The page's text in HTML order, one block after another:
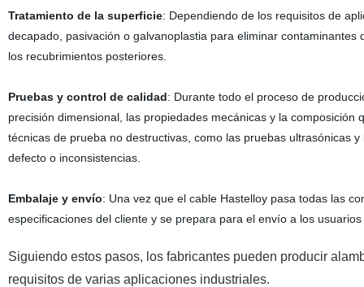
Tratamiento de la superficie: Dependiendo de los requisitos de
decapado, pasivación o galvanoplastia para eliminar
los recubrimientos posteriores.
Pruebas y control de calidad: Durante todo el proceso de
precisión dimensional, las propiedades mecánicas y la
técnicas de prueba no destructivas, como las pruebas ultrasónicas
defecto o inconsistencias.
Embalaje y envío: Una vez que el cable Hastelloy pasa todas las
especificaciones del cliente y se prepara para el envío a los
Siguiendo estos pasos, los fabricantes pueden producir
requisitos de varias aplicaciones industriales.